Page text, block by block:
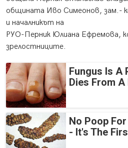
общината Иво Симеонов, зам.-
и началникът на
РУО-Перник Юлиана Ефремова,
зрелостниците.
Fungus Is A
Dies From A
No Poop
- It's The